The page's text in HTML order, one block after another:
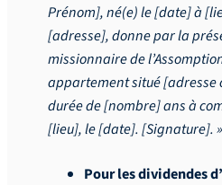
Prénom], né(e) le [date] à
[adresse], donne par la
missionnaire de
appartement situé [adresse
durée de [nombre] ans à
[lieu], le [date]. [Signature]. »
Pour les dividendes